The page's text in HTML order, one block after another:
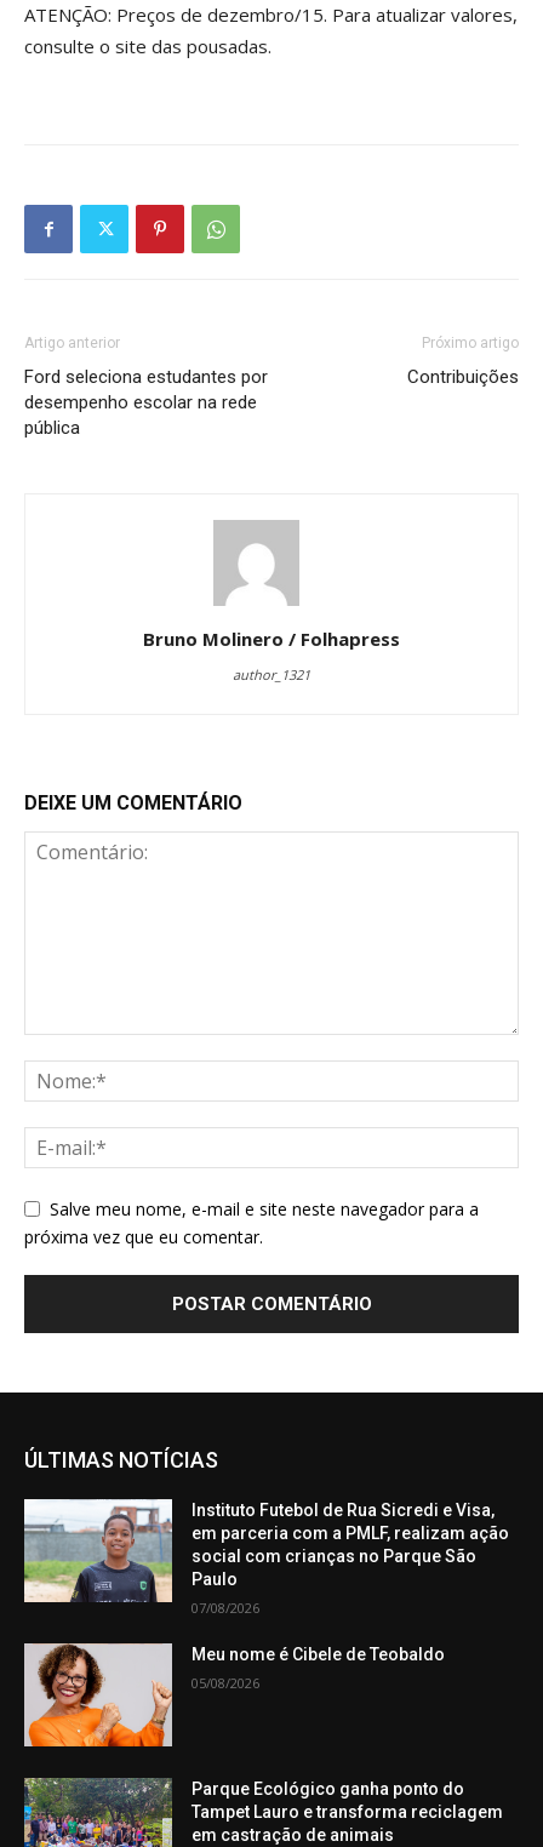
ATENÇÃO: Preços de dezembro/15. Para atualizar valores,
consulte o site das pousadas.
Artigo anterior
Ford seleciona estudantes por
desempenho escolar na rede
pública
Próximo artigo
Contribuições
Bruno Molinero / Folhapress
author_1321
DEIXE UM COMENTÁRIO
Salve meu nome, e-mail e site neste navegador para a
próxima vez que eu comentar.
ÚLTIMAS NOTÍCIAS
Instituto Futebol de Rua Sicredi e Visa,
em parceria com a PMLF, realizam ação
social com crianças no Parque São
Paulo
07/08/2026
Meu nome é Cibele de Teobaldo
05/08/2026
Parque Ecológico ganha ponto do
Tampet Lauro e transforma reciclagem
em castração de animais